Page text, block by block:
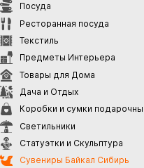
Посуда
Ресторанная посуда
Текстиль
Предметы Интерьера
Товары для Дома
Дача и Отдых
Коробки и сумки
Светильники
Статуэтки и Скульптура
Сувениры Байкал Сибирь